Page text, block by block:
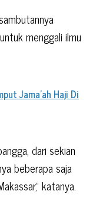
menggali ilmu
Jama'ah Haji Di
dari sekian
beberapa saja
katanya.